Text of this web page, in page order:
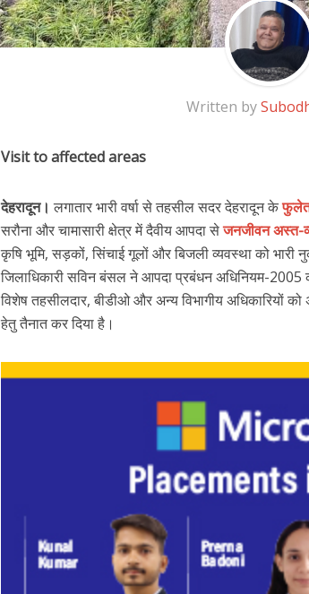
Written by
Visit to affected areas
देहरादून।लगातार भारी वर्षा से तहसील सदर देहरादून केफुलेत,
सरौना और चामासारी क्षेत्र में दैवीय आपदा सेजनजीवन अस्त-
कृषि भूमि, सड़कों, सिंचाई गूलों और बिजली व्यवस्था को
जिलाधिकारी सविन बंसल ने आपदा प्रबंधन अधिनियम-
विशेष तहसीलदार, बीडीओ और अन्य विभागीय अधिकारियों
हेतु तैनात कर दिया है।